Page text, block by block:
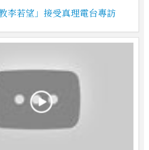
李若望」接受真理電台專訪